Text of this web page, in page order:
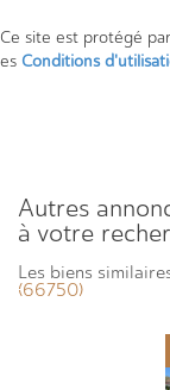
Ce site est protégé
es Conditions
autres annonces immobilières correspondant
à votre
Les biens
(66750)